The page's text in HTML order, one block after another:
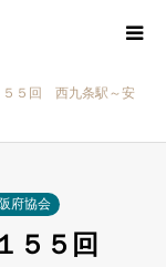
５回 西九条駅～安
府協会
５５回